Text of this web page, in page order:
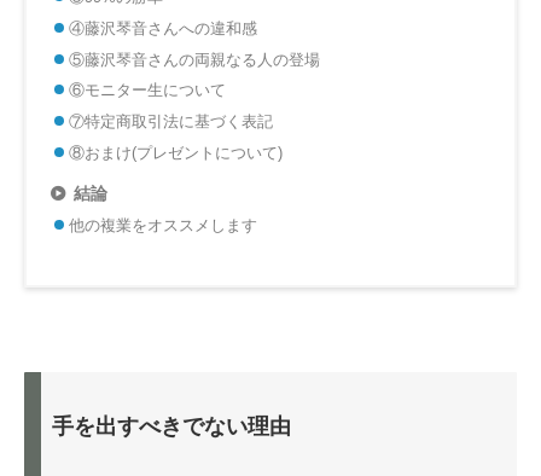
④藤沢琴音さんへの違和感
⑤藤沢琴音さんの両親なる人の登場
⑥モニター生について
⑦特定商取引法に基づく表記
⑧おまけ(プレゼントについて)
結論
他の複業をオススメします
手を出すべきでない理由